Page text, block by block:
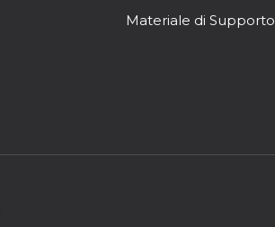
Materiale di Supporto